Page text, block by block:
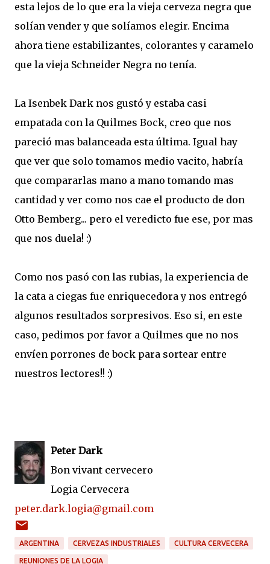
esta lejos de lo que era la vieja cerveza negra que
solían vender y que solíamos elegir. Encima
ahora tiene estabilizantes, colorantes y caramelo
que la vieja Schneider Negra no tenía.
La Isenbek Dark nos gustó y estaba casi
empatada con la Quilmes Bock, creo que nos
pareció mas balanceada esta última. Igual hay
que ver que solo tomamos medio vacito, habría
que compararlas mano a mano tomando mas
cantidad y ver como nos cae el producto de don
Otto Bemberg... pero el veredicto fue ese, por mas
que nos duela! :)
Como nos pasó con las rubias, la experiencia de
la cata a ciegas fue enriquecedora y nos entregó
algunos resultados sorpresivos. Eso si, en este
caso, pedimos por favor a Quilmes que no nos
envíen porrones de bock para sortear entre
nuestros lectores!! :)
Peter Dark
Bon vivant cervecero
Logia Cervecera
peter.dark.logia@gmail.com
ARGENTINA CERVEZAS INDUSTRIALES CULTURA CERVECERA
REUNIONES DE LA LOGIA